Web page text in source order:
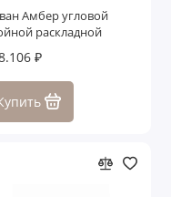
Амбер угловой
раскладной
₽